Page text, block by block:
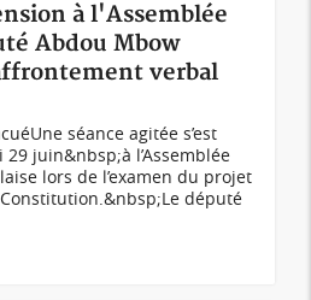
à l'Assemblée
Abdou Mbow
verbal
séance agitée s’est
juin&nbsp;à l’Assemblée
lors de l’examen du projet
député